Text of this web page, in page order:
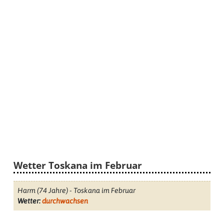
Wetter Toskana im Februar
Harm (74 Jahre) - Toskana im Februar
Wetter:durchwachsen